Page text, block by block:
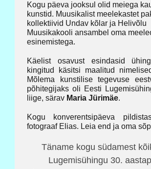
Kogu päeva jooksul olid meiega
kunstid. Muusikalist meelekastet
kollektiivid Undav kõlar ja Helivõlu
Muusikakooli ansambel oma
esinemistega.
Käelist osavust esindasid
kingitud käsitsi maalitud
Mõlema kunstilise tegevuse
põhitegijaks oli Eesti
liige, särav Maria Jürimäe.
Kogu konverentsipäeva
fotograaf Elias. Leia end ja oma
Täname kogu südamest
Lugemisühingu 30.